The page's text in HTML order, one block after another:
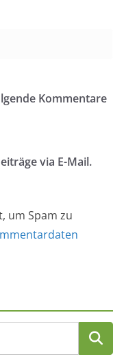
Kommentare
via E-Mail.
um Spam zu